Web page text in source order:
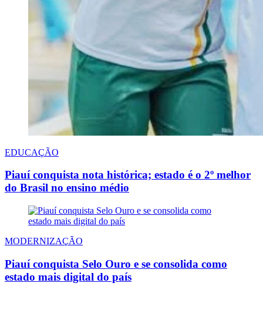
EDUCAÇÃO
Piauí conquista nota histórica; estado é o 2º melhor
do Brasil no ensino médio
MODERNIZAÇÃO
Piauí conquista Selo Ouro e se consolida como
estado mais digital do país